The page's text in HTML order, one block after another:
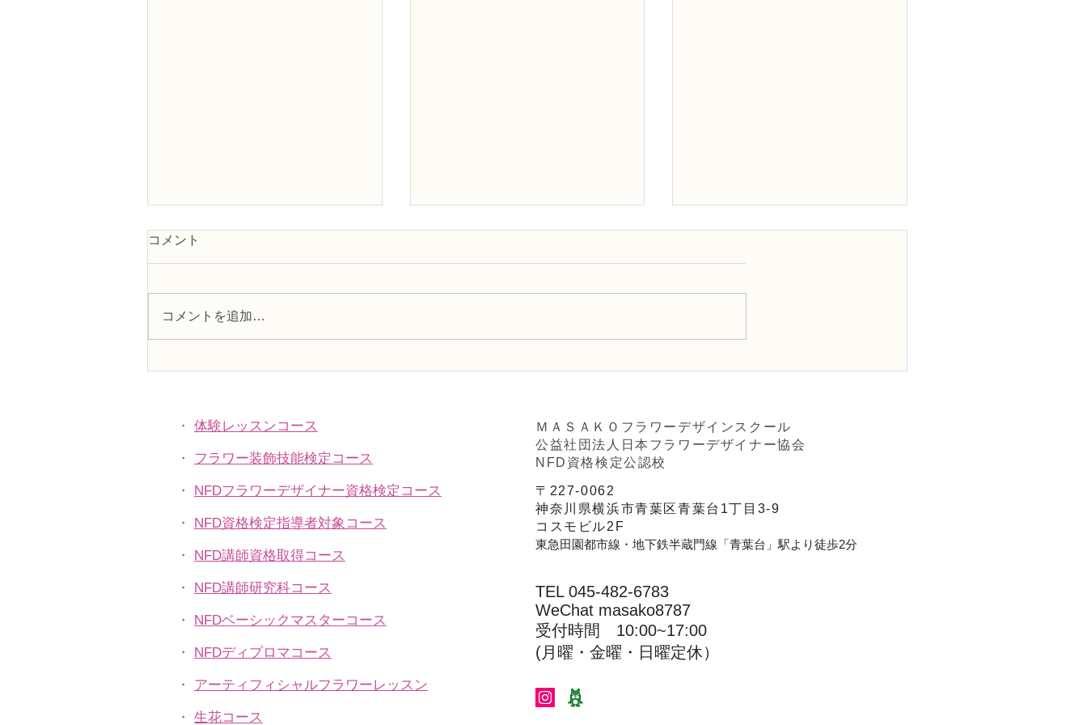
コメント
コメントを追加…
・ 体験レッスンコース
・ フラワー装飾技能検定コース
・ NFDフラワーデザイナー資格検定コース
・ NFD資格検定指導者対象コース
・ NFD講師資格取得コース
・ NFD講師研究科コース
・ NFDベーシックマスターコース
・ NFDディプロマコース
・ アーティフィシャルフラワーレッスン
​・ 生花コース
ＭＡＳＡＫＯフラワーデザインスクール
公益社団法人日本フラワーデザイナー協会
NFD資格検定公認校
〒227-0062
神奈川県横浜市青葉区青葉台1丁目3-9
コスモビル2F
東急田園都市線・地下鉄半蔵門線「青葉台」駅より徒歩2分
TEL 045-482-6783
WeChat masako8787
受付時間 10:00~17:00​​​
(​月曜・金曜・日曜定休）